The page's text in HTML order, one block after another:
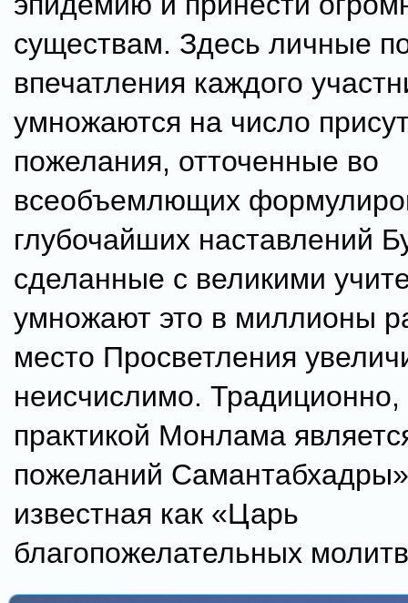
существам. Здесь личные
впечатления каждого
умножаются на число
пожелания, отточенные во
всеобъемлющих
глубочайших наставлений
сделанные с великими
умножают это в миллионы
место Просветления
неисчислимо. Традиционно,
практикой Монлама
пожеланий
известная как «Царь
благопожелательных